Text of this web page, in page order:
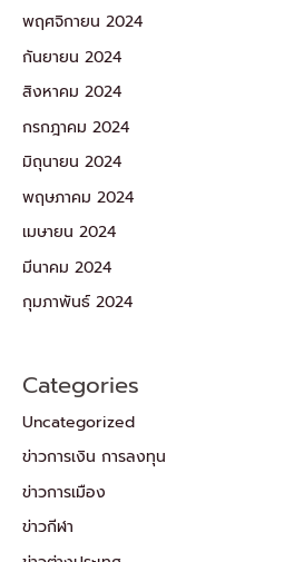
พฤศจิกายน 2024
กันยายน 2024
สิงหาคม 2024
กรกฎาคม 2024
มิถุนายน 2024
พฤษภาคม 2024
เมษายน 2024
มีนาคม 2024
กุมภาพันธ์ 2024
Categories
Uncategorized
ข่าวการเงิน การลงทุน
ข่าวการเมือง
ข่าวกีฬา